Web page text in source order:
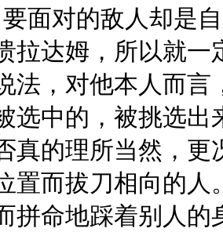
要面对的敌人却是
拉达姆，所以就一
法，对他本人而
选中的，被挑选
真的理所当然，更
置而拔刀相向的
拼命地踩着别人